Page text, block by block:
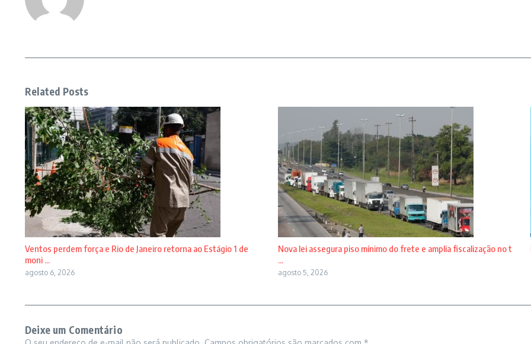
Related Posts
Ventos perdem força e Rio de Janeiro retorna ao Estágio 1 de
moni ...
agosto 6, 2026
Nova lei assegura piso mínimo do frete e amplia fiscalização no t
...
agosto 5, 2026
Deixe um Comentário